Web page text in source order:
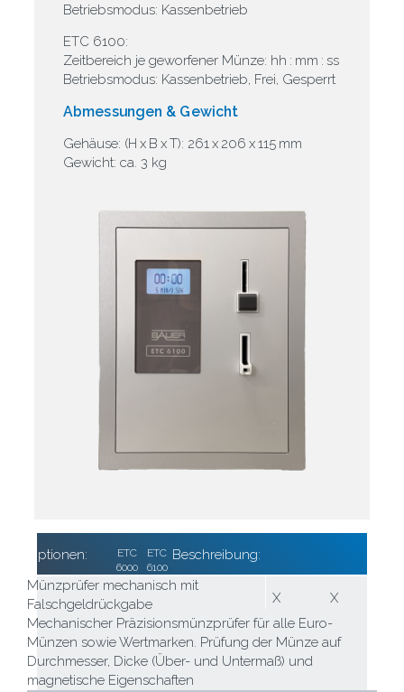
Betriebsmodus: Kassenbetrieb
ETC 6100:
Zeitbereich je geworfener Münze: hh : mm : ss
Betriebsmodus: Kassenbetrieb, Frei, Gesperrt
Abmessungen & Gewicht
Gehäuse: (H x B x T): 261 x 206 x 115 mm
Gewicht: ca. 3 kg
Optionen:
ETC
6000
ETC
6100
Beschreibung:
Münzprüfer mechanisch mit
Falschgeldrückgabe
X
X
Mechanischer Präzisionsmünzprüfer für alle Euro-
Münzen sowie Wertmarken. Prüfung der Münze auf
Durchmesser, Dicke (Über- und Untermaß) und
magnetische Eigenschaften